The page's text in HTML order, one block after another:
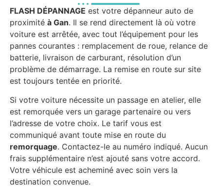
FLASH DÉPANNAGE est votre dépanneur auto de
proximité à Gan. Il se rend directement là où votre
voiture est arrêtée, avec tout l’équipement pour les
pannes courantes : remplacement de roue, relance de
batterie, livraison de carburant, résolution d’un
problème de démarrage. La remise en route sur site
est toujours tentée en priorité.
Si votre voiture nécessite un passage en atelier, elle
est remorquée vers un garage partenaire ou vers
l’adresse de votre choix. Le tarif vous est
communiqué avant toute mise en route du
remorquage. Contactez-le au numéro indiqué. Aucun
frais supplémentaire n’est ajouté sans votre accord.
Votre véhicule est acheminé avec soin vers la
destination convenue.